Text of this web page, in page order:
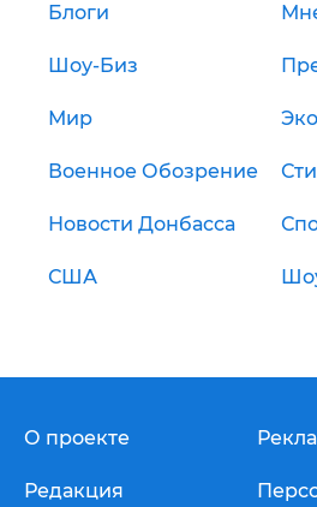
Блоги
Шоу-Биз
Мир
Военное Обозрение
Новости Донбасса
США
О проекте
Редакция